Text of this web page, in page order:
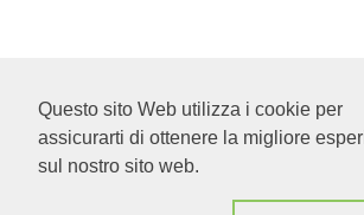
Questo sito Web utilizza i cookie per
assicurarti di ottenere la migliore
sul nostro sito web.